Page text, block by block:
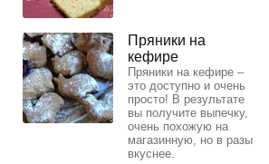
Пряники на
кефире
Пряники на кефире –
это доступно и очень
просто! В результате
вы получите выпечку,
очень похожую на
магазинную, но в разы
вкуснее.